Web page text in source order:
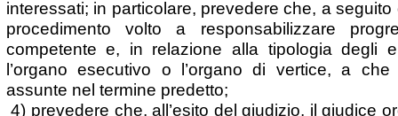
interessati; in particolare, prevedere che, a
procedimento volto a responsabilizzare
competente e, in relazione alla tipologia degli
l’organo esecutivo o l’organo di vertice, a
assunte nel termine predetto;
4) prevedere che, all’esito del giudizio, il giudice